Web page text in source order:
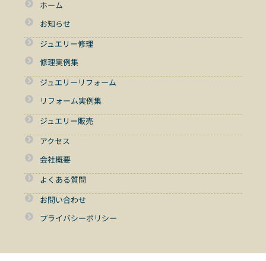
ホーム
お知らせ
ジュエリー修理
修理実例集
ジュエリーリフォーム
リフォーム実例集
ジュエリー販売
アクセス
会社概要
よくある質問
お問い合わせ
プライバシーポリシー